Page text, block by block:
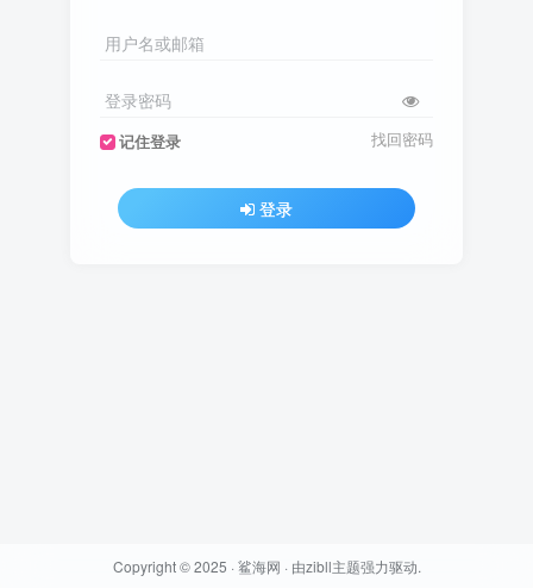
用户名或邮箱
登录密码
记住登录 找回密码
登录
Copyright © 2025 · 鲨海网 · 由zibll主题强力驱动.